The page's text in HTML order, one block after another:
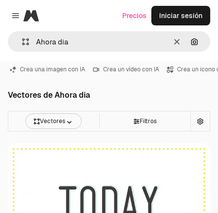
Close menu
Magnific
Borrar
Precios Iniciar sesión
Crea una imagen con IA Crea un vídeo con IA Crea un icono
Vectores de Ahora dia
Vectores Filtros